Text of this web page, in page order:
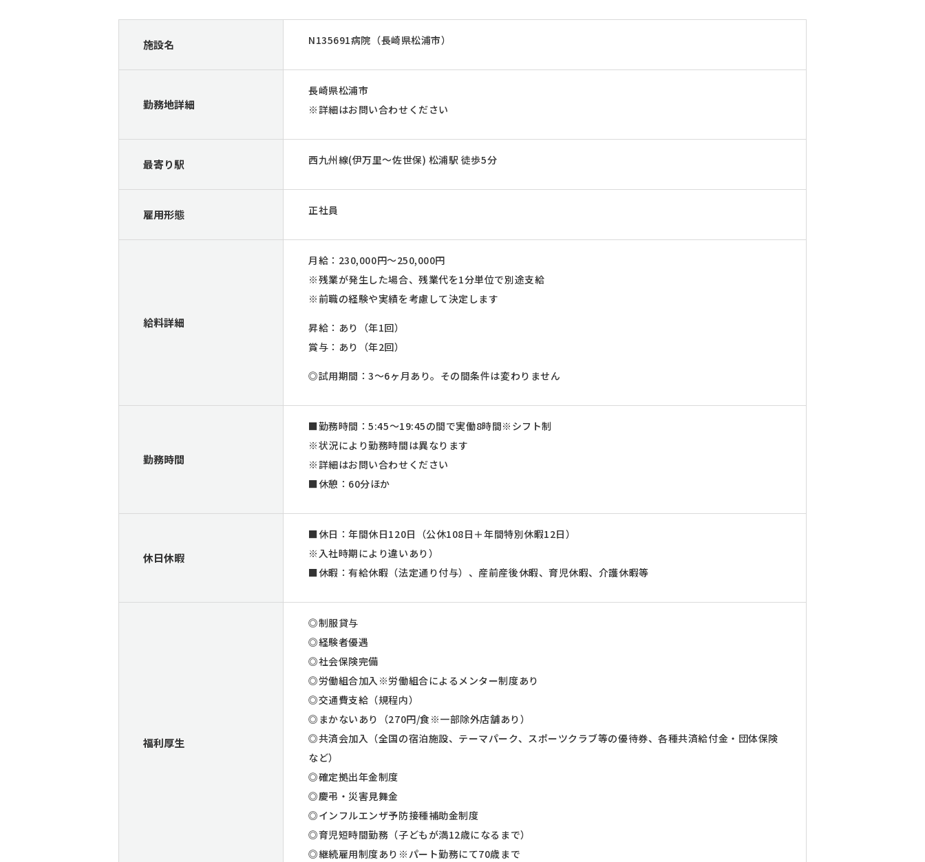
施設名 N135691病院（長崎県松浦市）
勤務地詳細
長崎県松浦市
※詳細はお問い合わせください
最寄り駅 西九州線(伊万里～佐世保) 松浦駅 徒歩5分
雇用形態 正社員
給料詳細
月給：230,000円～250,000円
※残業が発生した場合、残業代を1分単位で別途支給
※前職の経験や実績を考慮して決定します
昇給：あり（年1回）
賞与：あり（年2回）
◎試用期間：3～6ヶ月あり。その間条件は変わりません
勤務時間
■勤務時間：5:45～19:45の間で実働8時間※シフト制
※状況により勤務時間は異なります
※詳細はお問い合わせください
■休憩：60分ほか
休日休暇
■休日：年間休日120日（公休108日＋年間特別休暇12日）
※入社時期により違いあり）
■休暇：有給休暇（法定通り付与）、産前産後休暇、育児休暇、介護休暇等
福利厚生
◎制服貸与
◎経験者優遇
◎社会保険完備
◎労働組合加入※労働組合によるメンター制度あり
◎交通費支給（規程内）
◎まかないあり（270円/食※一部除外店舗あり）
◎共済会加入（全国の宿泊施設、テーマパーク、スポーツクラブ等の優待券、各種共済給付金・団体保険
など）
◎確定拠出年金制度
◎慶弔・災害見舞金
◎インフルエンザ予防接種補助金制度
◎育児短時間勤務（子どもが満12歳になるまで）
◎継続雇用制度あり※パート勤務にて70歳まで